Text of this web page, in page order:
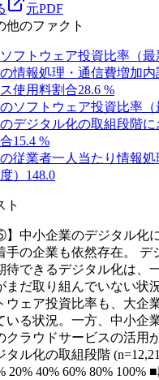
元PDF
他のファクト
フトウェア投資比率（最
情報処理・通信費増加
使用料割合28.6 %
ソフトウェア投資比率（
デジタル化の取組段階
15.4 %
従業者一人当たり情報
） 148.0
ト
】中小企業のデジタル化
手の企業も依然存在。
待できるデジタル化は、
まだ取り組んでいない状
ウェア投資比率も、大企
いる状況。一方、中小企
クラウドサービスの活用
ル化の取組段階
20% 40% 60% 80% 100%